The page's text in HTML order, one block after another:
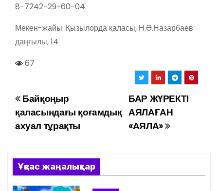
8-7242-29-60-04
Мекен-жайы: Қызылорда қаласы, Н.Ә.Назарбаев
даңғылы, 14
67
Н
а
и
г
БАР ЖҮРЕКТІ
АЯЛАҒАН
«АЯЛА»
Байқоңыр
қаласындағы қоғамдық
ахуал тұрақты
Ұқсас жаңалықтар